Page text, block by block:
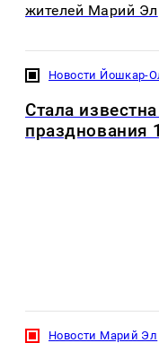
жителей Марий Эл
Новости Йошкар-
Стала
празднования
Новости Марий Эл